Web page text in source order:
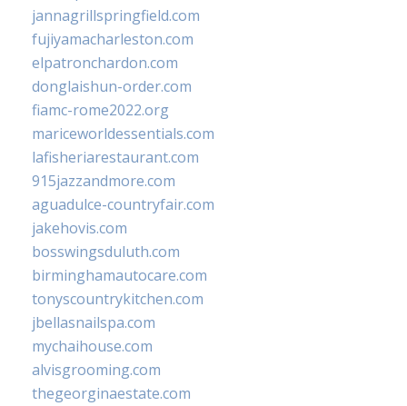
jannagrillspringfield.com
fujiyamacharleston.com
elpatronchardon.com
donglaishun-order.com
fiamc-rome2022.org
mariceworldessentials.com
lafisheriarestaurant.com
915jazzandmore.com
aguadulce-countryfair.com
jakehovis.com
bosswingsduluth.com
birminghamautocare.com
tonyscountrykitchen.com
jbellasnailspa.com
mychaihouse.com
alvisgrooming.com
thegeorginaestate.com